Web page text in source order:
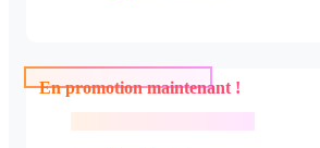
En promotion maintenant !